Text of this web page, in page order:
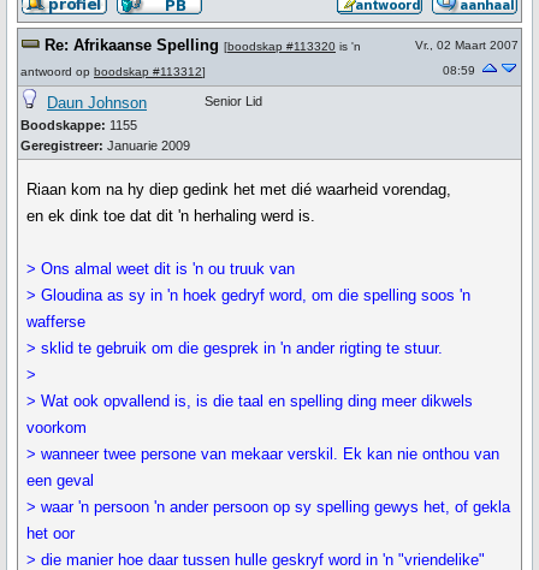
Re: Afrikaanse Spelling [boodskap #113320 is 'n
antwoord op boodskap #113312]
Vr., 02 Maart 2007
08:59
Daun Johnson
Boodskappe: 1155
Geregistreer: Januarie 2009
Senior Lid
Riaan kom na hy diep gedink het met dié waarheid vorendag,
en ek dink toe dat dit 'n herhaling werd is.
> Ons almal weet dit is 'n ou truuk van
> Gloudina as sy in 'n hoek gedryf word, om die spelling soos 'n
wafferse
> sklid te gebruik om die gesprek in 'n ander rigting te stuur.
>
> Wat ook opvallend is, is die taal en spelling ding meer dikwels
voorkom
> wanneer twee persone van mekaar verskil. Ek kan nie onthou van
een geval
> waar 'n persoon 'n ander persoon op sy spelling gewys het, of gekla
het oor
> die manier hoe daar tussen hulle geskryf word in 'n "vriendelike"